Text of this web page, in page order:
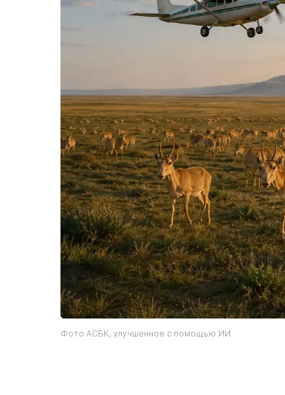
Фото АСБК, улучшенное с помощью ИИ